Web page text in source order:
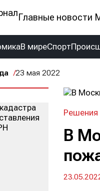
Главные новости
В миреСпорт
23 мая 2022
Решения
В